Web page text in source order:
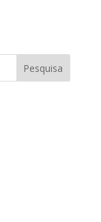
Pesquisa